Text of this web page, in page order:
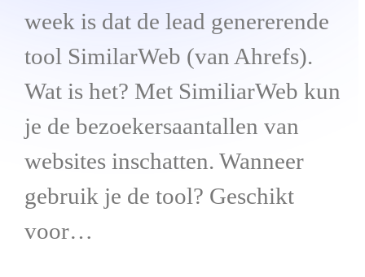
week is dat de lead genererende
tool SimilarWeb (van Ahrefs).
Wat is het? Met SimiliarWeb kun
je de bezoekersaantallen van
websites inschatten. Wanneer
gebruik je de tool? Geschikt
voor…